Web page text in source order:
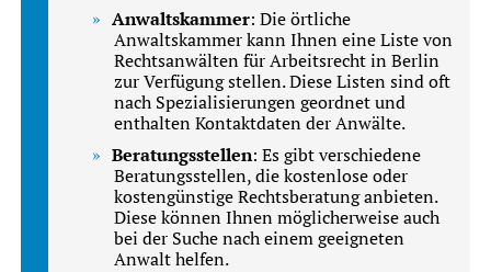
Anwaltskammer: Die örtliche
Anwaltskammer kann Ihnen eine Liste von
Rechtsanwälten für Arbeitsrecht in Berlin
zur Verfügung stellen. Diese Listen sind oft
nach Spezialisierungen geordnet und
enthalten Kontaktdaten der Anwälte.
Beratungsstellen: Es gibt verschiedene
Beratungsstellen, die kostenlose oder
kostengünstige Rechtsberatung anbieten.
Diese können Ihnen möglicherweise auch
bei der Suche nach einem geeigneten
Anwalt helfen.